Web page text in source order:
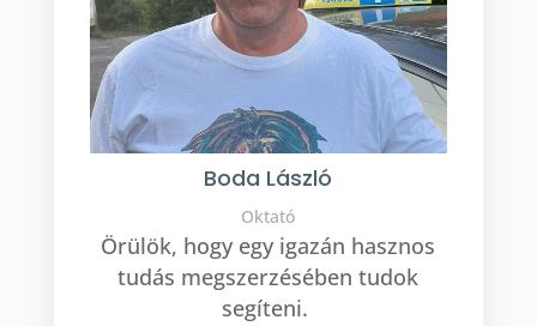
Boda László
Oktató
Örülök, hogy egy igazán hasznos
tudás megszerzésében tudok
segíteni.